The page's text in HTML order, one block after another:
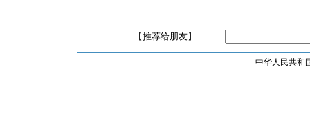
【推荐给朋友】
中华人民共和